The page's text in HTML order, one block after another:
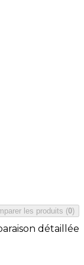
les produits (0)
détaillée